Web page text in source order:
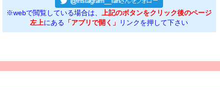
※webで閲覧している場合は、
上記のボタンをクリック後のページ
左上にある 「アプリで開く」 リンクを押して下さい